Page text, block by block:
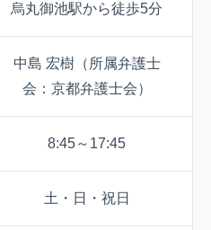
烏丸御池駅から徒歩5分
中島 宏樹（所属弁護士
会：京都弁護士会）
8:45～17:45
土・日・祝日